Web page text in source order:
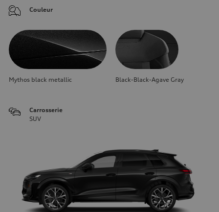
Couleur
Mythos black metallic Black-Black-Agave Gray
Carrosserie
SUV